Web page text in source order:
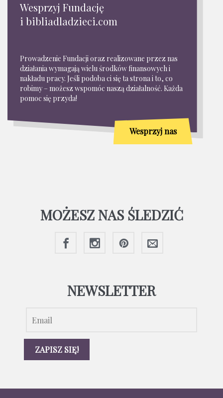
Wesprzyj Fundację
i bibliadladzieci.com
Prowadzenie Fundacji oraz realizowane przez nas
działania wymagają wielu środków finansowych i
nakładu pracy. Jeśli podoba ci się ta strona i to, co
robimy – możesz wspomóc naszą działalność. Każda
pomoc się przyda!
Wesprzyj nas
MOŻESZ NAS ŚLEDZIĆ
NEWSLETTER